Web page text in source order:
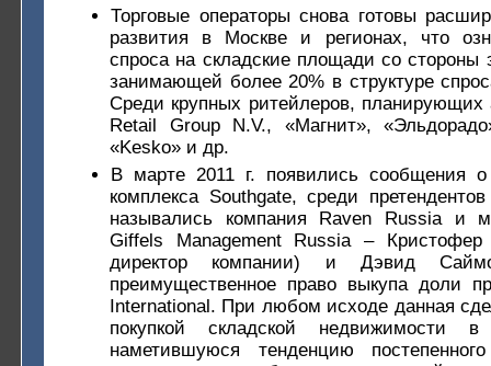
Торговые операторы снова готовы
развития в Москве и регионах, что
спроса на складские площади со стороны
занимающей более 20% в структуре
Среди крупных ритейлеров, планирующих
Retail Group N.V., «Магнит»,
«Kesko» и др.
В марте 2011 г. появились сообщения о
комплекса Southgate, среди
назывались компания Raven Russia и
Giffels Management Russia –
директор компании) и Дэвид
преимущественное право выкупа доли
International. При любом исходе данная
покупкой складской недвижимости
наметившуюся тенденцию